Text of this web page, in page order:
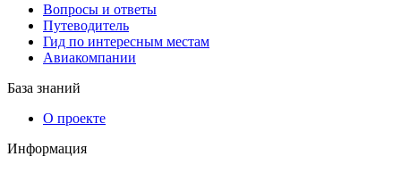
Вопросы и ответы
Путеводитель
Гид по интересным местам
Авиакомпании
База знаний
О проекте
Информация